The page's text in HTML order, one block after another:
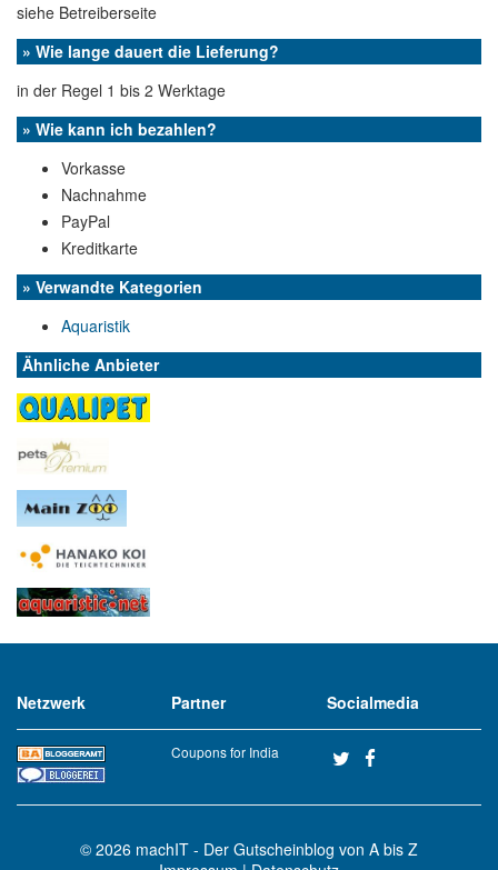
siehe Betreiberseite
» Wie lange dauert die Lieferung?
in der Regel 1 bis 2 Werktage
» Wie kann ich bezahlen?
Vorkasse
Nachnahme
PayPal
Kreditkarte
» Verwandte Kategorien
Aquaristik
Ähnliche Anbieter
Netzwerk Partner
Coupons for India
Socialmedia
© 2026 machIT - Der Gutscheinblog von A bis Z